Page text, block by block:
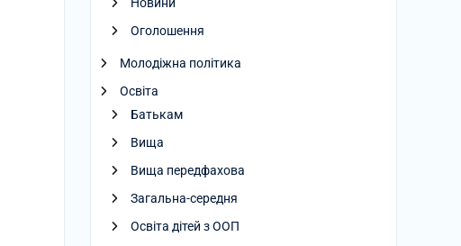
Оголошення
Молодіжна політика
Освіта
Батькам
Вища
Вища передфахова
Загальна-середня
Освіта дітей з ООП